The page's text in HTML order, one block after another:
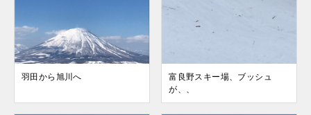
羽田から旭川へ
富良野スキー場、ブッシュ
が、、